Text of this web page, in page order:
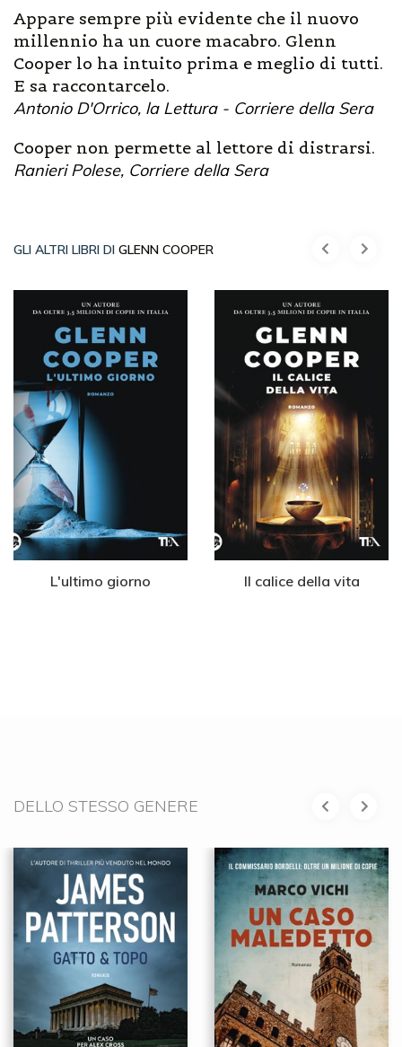
Appare sempre più evidente che il nuovo
millennio ha un cuore macabro. Glenn
Cooper lo ha intuito prima e meglio di tutti.
E sa raccontarcelo.
Antonio D'Orrico, la Lettura - Corriere della Sera
Cooper non permette al lettore di distrarsi.
Ranieri Polese, Corriere della Sera
GLI ALTRI LIBRI DI GLENN COOPER
L'ultimo giorno Il calice della vita
DELLO STESSO GENERE